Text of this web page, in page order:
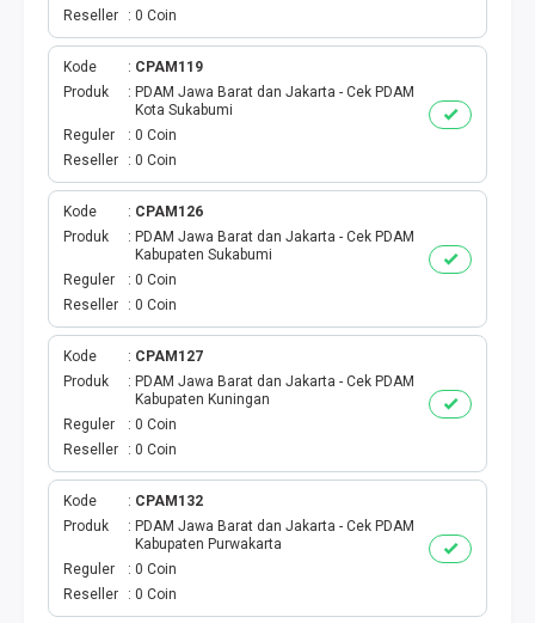
DATA INDOSAT
DATA XL
DATA BY.U
TOP UP GAME
VOUCHER GAME
VOUCHER AXIS
VOUCHER TRI
TELKOMSEL VOUCHER
VOUCHER SMARTFREN
VOUCHER INDOSAT
AXIS VOUCHER
Reseller
0 Coin
Kode
CPAM119
Produk
PDAM Jawa Barat dan Jakarta - Cek PDAM
Kota Sukabumi
Reguler
0 Coin
Reseller
0 Coin
Kode
CPAM126
Produk
PDAM Jawa Barat dan Jakarta - Cek PDAM
Kabupaten Sukabumi
Reguler
0 Coin
Reseller
0 Coin
Kode
CPAM127
Produk
PDAM Jawa Barat dan Jakarta - Cek PDAM
Kabupaten Kuningan
Reguler
0 Coin
Reseller
0 Coin
Kode
CPAM132
Produk
PDAM Jawa Barat dan Jakarta - Cek PDAM
Kabupaten Purwakarta
Reguler
0 Coin
Reseller
0 Coin